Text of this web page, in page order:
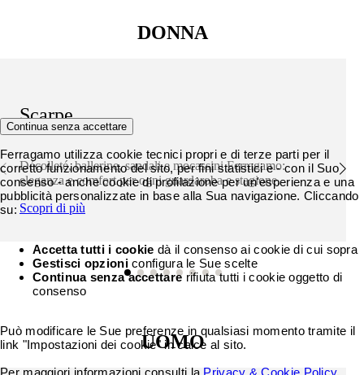
DONNA
Scarpe
Décolleté, ballerine, sandali e mocassini Ferragamo:
eleganza e comfort per ogni guardaroba e stagione.
Scopri di più
UOMO
Continua senza accettare
Ferragamo utilizza cookie tecnici propri e di terze parti per il
corretto funzionamento del sito, per fini statistici e - con il Suo
consenso - anche cookie di profilazione per un'esperienza e una
pubblicità personalizzate in base alla Sua navigazione. Cliccando
su:
Accetta tutti i cookie dà il consenso ai cookie di cui sopra
Gestisci opzioniconfigura le Sue scelte
Continua senza accettarerifiuta tutti i cookie oggetto di
consenso
Può modificare le Sue preferenze in qualsiasi momento tramite il
link "Impostazioni dei cookie" in calce al sito.
Per maggiori informazioni consulti la Privacy & Cookie Policy.